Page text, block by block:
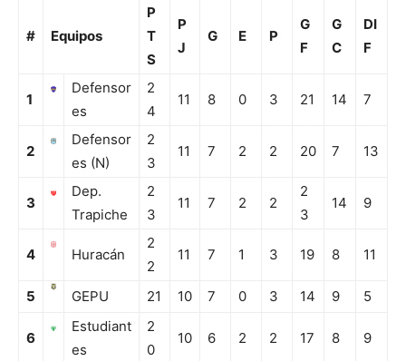
# Equipos
P
T
S
P
J
G E P
G
F
G
C
DI
F
1
Defensor
es
2
4
11 8 0 3 21 14 7
2
Defensor
es (N)
2
3
11 7 2 2 20 7 13
3
Dep.
Trapiche
2
3
11 7 2 2
2
3
14 9
4 Huracán
2
2
11 7 1 3 19 8 11
5 GEPU 21 10 7 0 3 14 9 5
6
Estudiant
es
2
0
10 6 2 2 17 8 9